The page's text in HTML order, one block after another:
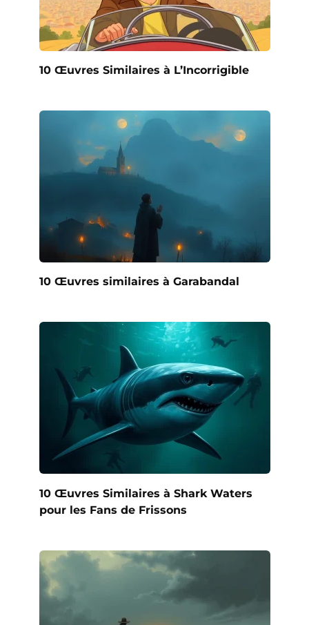
10 Œuvres Similaires à L’Incorrigible
10 Œuvres similaires à Garabandal
10 Œuvres Similaires à Shark Waters
pour les Fans de Frissons